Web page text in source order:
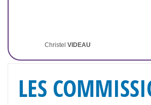
Christel VIDEAU
LES